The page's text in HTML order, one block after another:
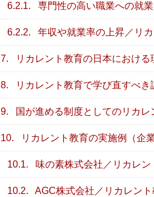
6.2.1. 専門性の高い職業への就
6.2.2. 年収や就業率の上昇／リ
7. リカレント教育の日本における
8. リカレント教育で学び直すべき
9. 国が進める制度としてのリカレ
10. リカレント教育の実施例（企業
10.1. 味の素株式会社／リカレ
10.2. AGC株式会社／リカレン